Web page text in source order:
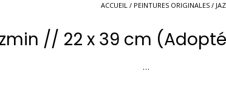
ACCUEIL / PEINTURES ORIGINALES /
// 22 x 39 cm
…